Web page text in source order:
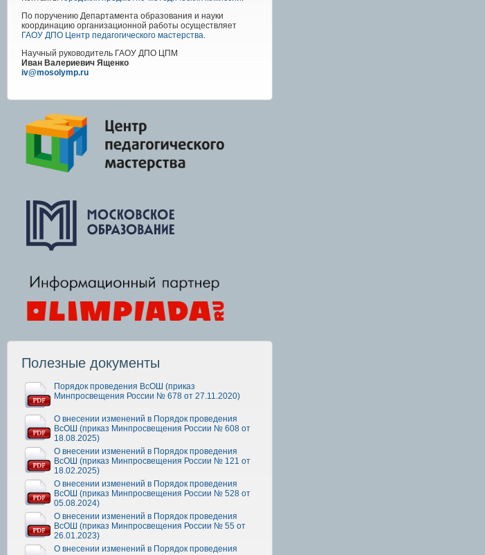
По поручению Департамента образования и науки
координацию организационной работы осуществляет
ГАОУ ДПО Центр педагогического мастерства.
Научный руководитель ГАОУ ДПО ЦПМ
Иван Валериевич Ященко
iv@mosolymp.ru
Полезные документы
Порядок проведения ВсОШ (приказ
Минпросвещения России № 678 от 27.11.2020)
О внесении изменений в Порядок проведения
ВсОШ (приказ Минпросвещения России № 608 от
18.08.2025)
О внесении изменений в Порядок проведения
ВсОШ (приказ Минпросвещения России № 121 от
18.02.2025)
О внесении изменений в Порядок проведения
ВсОШ (приказ Минпросвещения России № 528 от
05.08.2024)
О внесении изменений в Порядок проведения
ВсОШ (приказ Минпросвещения России № 55 от
26.01.2023)
О внесении изменений в Порядок проведения